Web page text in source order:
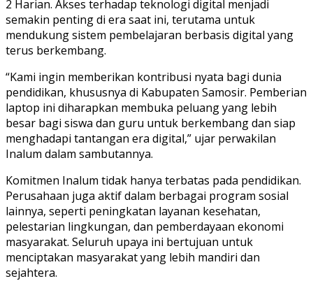
2 Harian. Akses terhadap teknologi digital menjadi
semakin penting di era saat ini, terutama untuk
mendukung sistem pembelajaran berbasis digital yang
terus berkembang.
“Kami ingin memberikan kontribusi nyata bagi dunia
pendidikan, khususnya di Kabupaten Samosir. Pemberian
laptop ini diharapkan membuka peluang yang lebih
besar bagi siswa dan guru untuk berkembang dan siap
menghadapi tantangan era digital,” ujar perwakilan
Inalum dalam sambutannya.
Komitmen Inalum tidak hanya terbatas pada pendidikan.
Perusahaan juga aktif dalam berbagai program sosial
lainnya, seperti peningkatan layanan kesehatan,
pelestarian lingkungan, dan pemberdayaan ekonomi
masyarakat. Seluruh upaya ini bertujuan untuk
menciptakan masyarakat yang lebih mandiri dan
sejahtera.